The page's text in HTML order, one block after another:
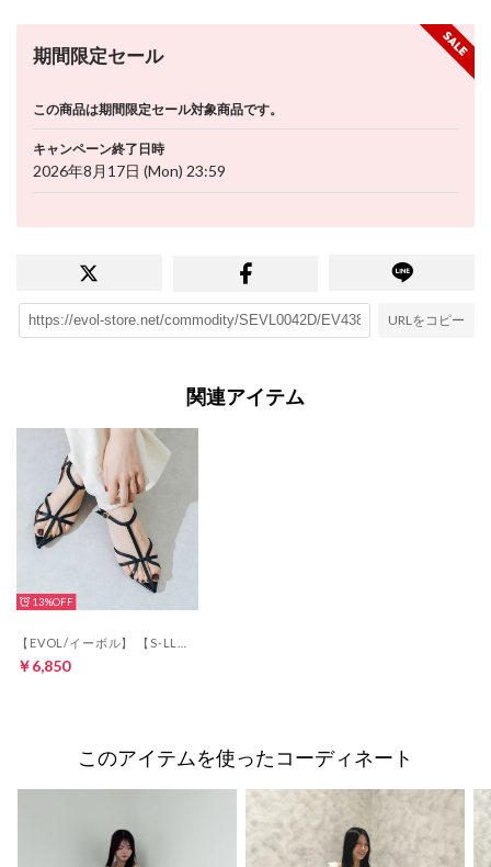
期間限定セール
この商品は期間限定セール対象商品です。
キャンペーン終了日時
2026年8月17日 (Mon) 23:59
URLをコピー
関連アイテム
13%
￥6,850
このアイテムを使ったコーディネート